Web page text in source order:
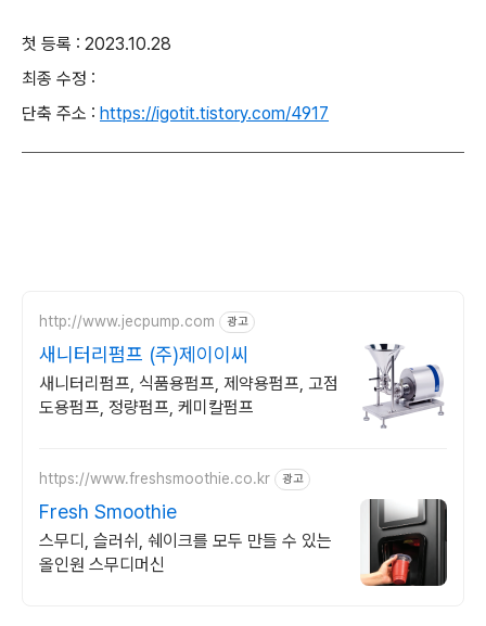
첫 등록 : 2023.10.28
최종 수정 :
단축 주소 : https://igotit.tistory.com/4917
http://www.jecpump.com 광고
새니터리펌프 (주)제이이씨
새니터리펌프, 식품용펌프, 제약용펌프, 고점
도용펌프, 정량펌프, 케미칼펌프
https://www.freshsmoothie.co.kr 광고
Fresh Smoothie
스무디, 슬러쉬, 쉐이크를 모두 만들 수 있는
올인원 스무디머신